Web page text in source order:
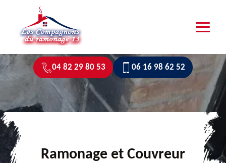
04 82 29 80 53 06 16 98 62 52
Ramonage et Couvreur